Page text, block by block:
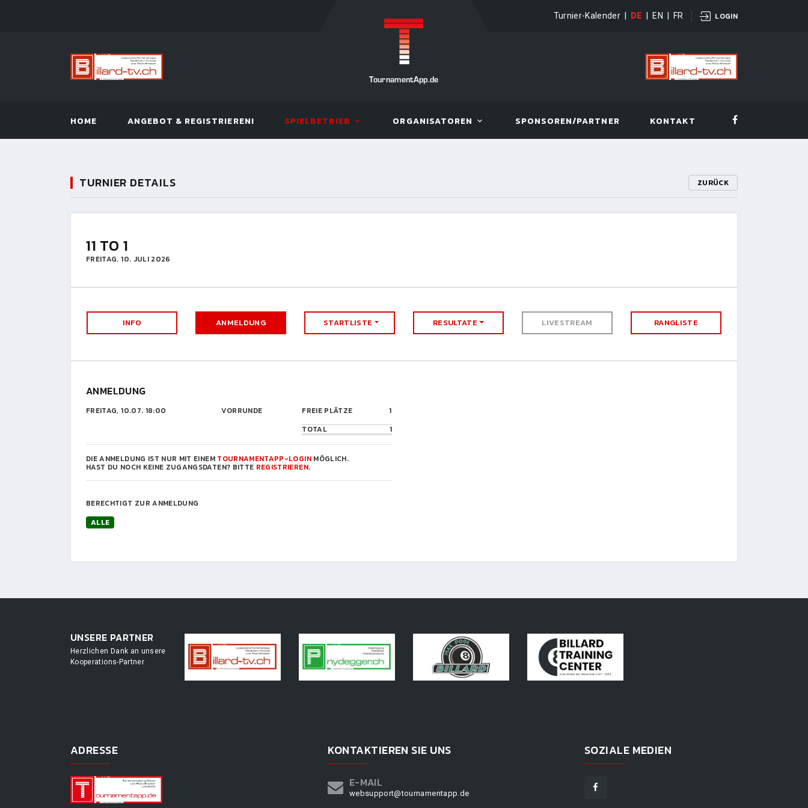
Turnier-Kalender DE EN FR LOGIN
TournamentApp.de
HOME ANGEBOT & REGISTRIEREN! SPIELBETRIEB ORGANISATOREN SPONSOREN/PARTNER KONTAKT
TURNIER DETAILS ZURÜCK
11 TO 1
FREITAG, 10. JULI 2026
INFO ANMELDUNG STARTLISTE RESULTATE LIVESTREAM RANGLISTE
ANMELDUNG
FREITAG, 10.07. 18:00 VORRUNDE FREIE PLÄTZE
1
TOTAL
1
DIE ANMELDUNG IST NUR MIT EINEM TOURNAMENTAPP-LOGINMÖGLICH.
HAST DU NOCH KEINE ZUGANGSDATEN? BITTE REGISTRIEREN.
BERECHTIGT ZUR ANMELDUNG
ALLE
UNSERE PARTNER
Herzlichen Dank an unsere
Kooperations-Partner
ADRESSE KONTAKTIEREN SIE UNS
E-MAIL
websupport@tournamentapp.de
SOZIALE MEDIEN